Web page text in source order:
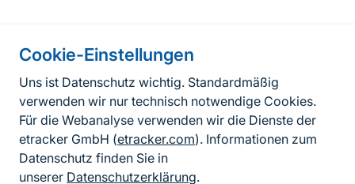
Cookie-Einstellungen
Uns ist Datenschutz wichtig. Standardmäßig
verwenden wir nur technisch notwendige Cookies.
Für die Webanalyse verwenden wir die Dienste der
etracker GmbH (etracker.com). Informationen zum
Datenschutz finden Sie in
unserer Datenschutzerklärung.
FußzeileKontakt
FAQ
Erklärung zur Barrierefreiheit
Datenschutzerklärung